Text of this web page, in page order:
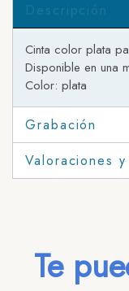
Descripción
Cinta color plata
Disponible en una
Color: plata
Grabación
Valoraciones
Te